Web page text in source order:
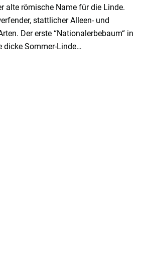
alte römische Name für die Linde.
stattlicher Alleen- und
Der erste “Nationalerbebaum“ in
dicke Sommer-Linde…